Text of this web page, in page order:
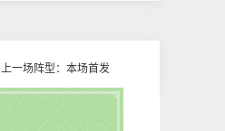
上一场阵型：本场首发